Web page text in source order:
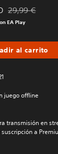
Rebajado del
29,99 €
EA Play
al carrito
juego offline
transmisión en
a